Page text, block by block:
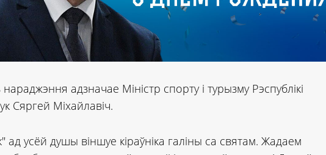
адзначае Міністр спорту і турызму Рэспублікі
Сяргей Міхайлавіч.
усёй душы віншуе кіраўніка галіны са святам. Жадаем